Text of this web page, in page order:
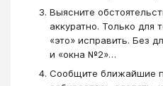
Выясните
аккуратно. Только для
«это» исправить. Без
и «окна №2»…
Сообщите ближайшие